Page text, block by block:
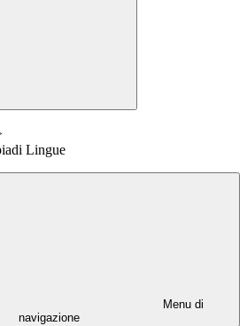
Lingue
Menu di
navigazione